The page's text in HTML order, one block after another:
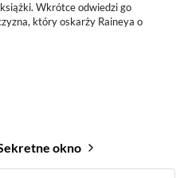
Wkrótce odwiedzi go
który oskarży Raineya o
okno